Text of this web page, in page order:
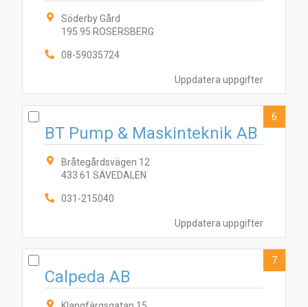
Uppdatera uppgifter
Söderby Gård
195 95 ROSERSBERG
08-59035724
Uppdatera uppgifter
BT Pump & Maskinteknik AB
Bråtegårdsvägen 12
433 61 SÄVEDALEN
031-215040
6
Calpeda AB
7